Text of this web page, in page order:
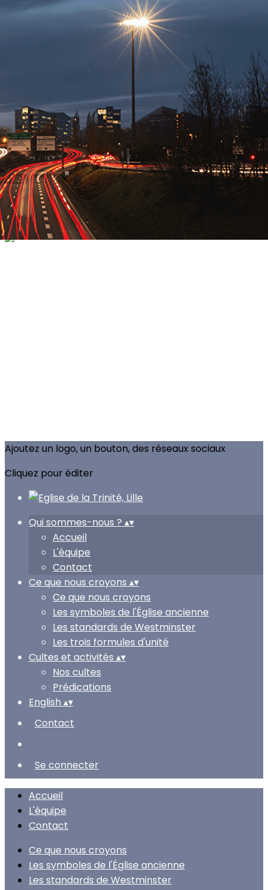
Exporter les lignes sélectionnées
Exporter toutes les colonnes
Exporter uniquement les colonnes affichées
>
Accueil
L'équipe
Contact
?>
Images de la page d'accueil
Cliquez pour éditer
Ajoutez un logo, un bouton, des réseaux sociaux
Cliquez pour éditer
Qui sommes-nous ? ▴▾
Accueil
L'équipe
Contact
Ce que nous croyons ▴▾
Ce que nous croyons
Les symboles de l'Église ancienne
Les standards de Westminster
Les trois formules d'unité
Cultes et activités ▴▾
Nos cultes
Prédications
English ▴▾
Contact
Se connecter
Accueil
L'équipe
Contact
Ce que nous croyons
Les symboles de l'Église ancienne
Les standards de Westminster